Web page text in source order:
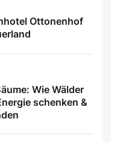
Ottonenhof
Wie Wälder
schenken &